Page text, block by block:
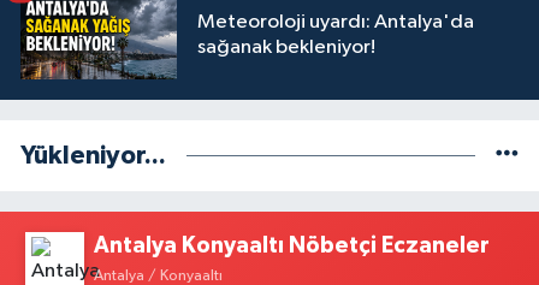
Meteoroloji uyardı: Antalya'da
sağanak bekleniyor!
Yükleniyor...
Antalya Konyaaltı Nöbetçi Eczaneler
Antalya / Konyaaltı